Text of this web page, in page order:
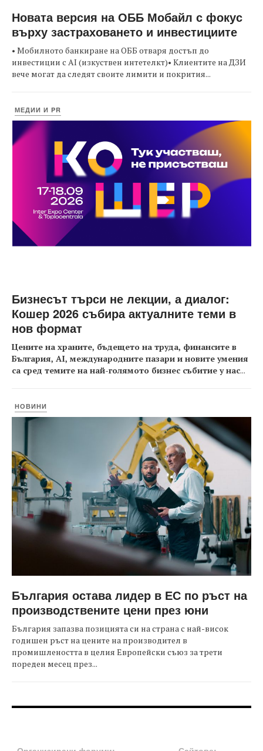
Новата версия на ОББ Мобайл с фокус
върху застраховането и инвестициите
• Мобилното банкиране на ОББ отваря достъп до
инвестиции с AI (изкуствен интетелкт)• Клиентите на ДЗИ
вече могат да следят своите лимити и покрития...
МЕДИИ И PR
Бизнесът търси не лекции, а диалог:
Кошер 2026 събира актуалните теми в
нов формат
Цените на храните, бъдещето на труда, финансите в
България, AI, международните пазари и новите умения
са сред темите на най-голямото бизнес събитие у нас...
НОВИНИ
България остава лидер в ЕС по ръст на
производствените цени през юни
България запазва позицията си на страна с най-висок
годишен ръст на цените на производител в
промишлеността в целия Европейски съюз за трети
пореден месец през...